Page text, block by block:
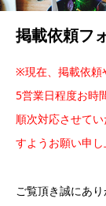
掲載依頼フ
※現在、掲載依頼
5営業日程度お時
順次対応させて
すようお願い申し
ご覧頂き誠にあり